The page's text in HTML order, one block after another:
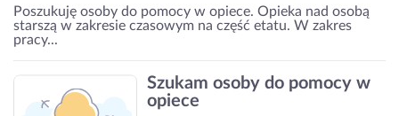
Poszukuję osoby do pomocy w opiece. Opieka nad osobą
starszą w zakresie czasowym na część etatu. W zakres
pracy...
Szukam osoby do pomocy w
opiece